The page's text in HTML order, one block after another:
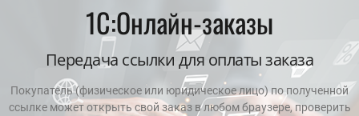
1С:Онлайн-заказы
Передача ссылки для оплаты заказа
Покупатель (физическое или юридическое лицо) по полученной
ссылке может открыть свой заказ в любом браузере, проверить